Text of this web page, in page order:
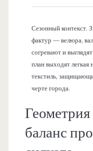
Сезонный контекст.
фактур — велюра,
согревают и
план выходят
текстиль,
черте города.
баланс